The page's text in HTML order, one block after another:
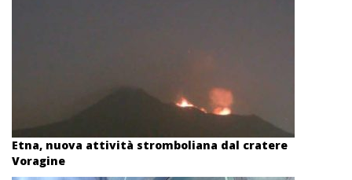
Etna, nuova attività stromboliana dal cratere
Voragine